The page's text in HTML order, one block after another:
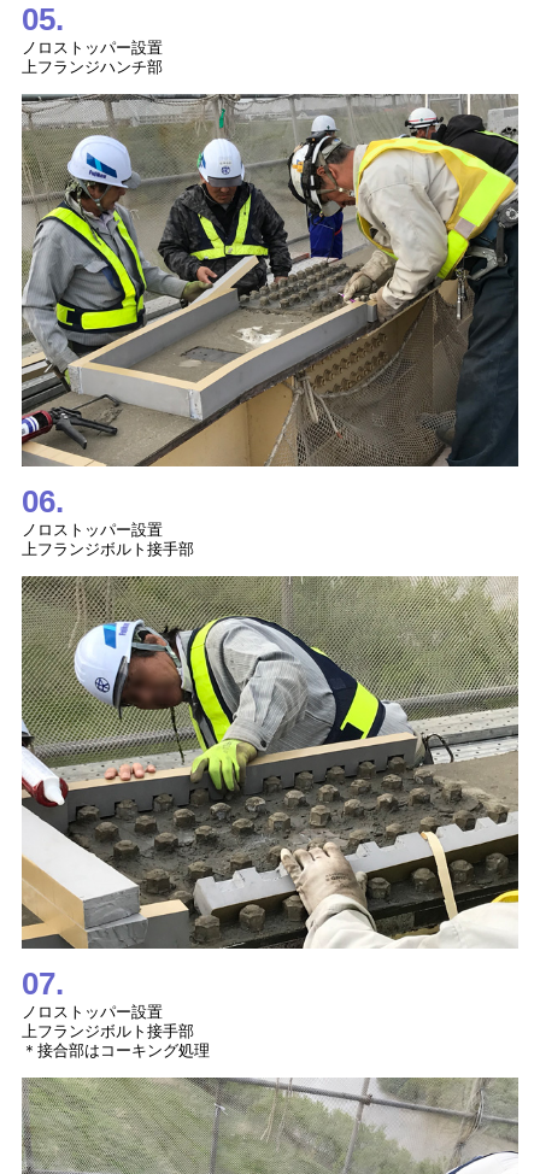
05.
ノロストッパー設置
上フランジハンチ部
06.
ノロストッパー設置
上フランジボルト接手部
07.
ノロストッパー設置
上フランジボルト接手部
＊接合部はコーキング処理